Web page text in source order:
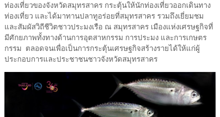
ท่องเที่ยวของจังหวัดสมุทรสาคร กระตุ้นให้นักท่องเที่ยวออกเดินทาง
ท่องเที่ยว และได้มาทานปลาทูอร่อยที่สมุทรสาคร รวมถึงเยี่ยมชม
และสัมผัสวิถีชีวิตชาวประมงเรือ ณ สมุทรสาคร เมืองแห่งเศรษฐกิจที่
มีศักยภาพทั้งทางด้านการอุตสาหกรรม การประมง และการเกษตร
กรรม​ ตลอดจนเพื่อเป็นการกระตุ้นเศรษฐกิจสร้างรายได้ให้แก่ผู้
ประกอบการและประชาชนชาวจังหวัดสมุทรสาคร